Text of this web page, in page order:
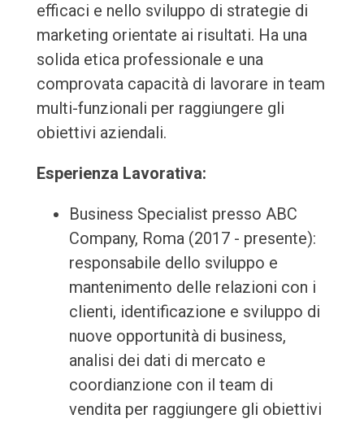
efficaci e nello sviluppo di strategie di
marketing orientate ai risultati. Ha una
solida etica professionale e una
comprovata capacità di lavorare in team
multi-funzionali per raggiungere gli
obiettivi aziendali.
Esperienza Lavorativa:
Business Specialist presso ABC
Company, Roma (2017 - presente):
responsabile dello sviluppo e
mantenimento delle relazioni con i
clienti, identificazione e sviluppo di
nuove opportunità di business,
analisi dei dati di mercato e
coordianzione con il team di
vendita per raggiungere gli obiettivi